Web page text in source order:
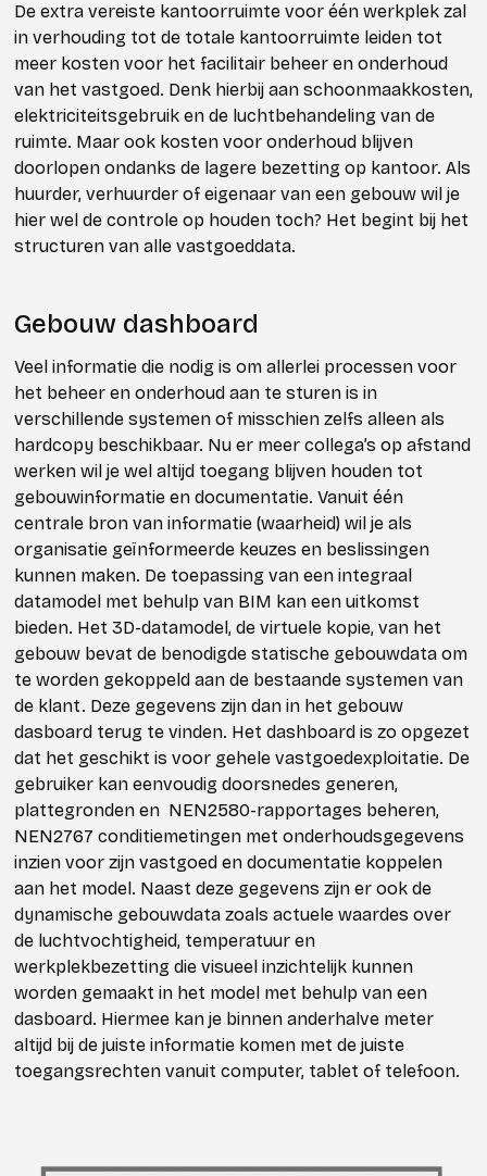
De extra vereiste kantoorruimte voor één werkplek zal
in verhouding tot de totale kantoorruimte leiden tot
meer kosten voor het facilitair beheer en onderhoud
van het vastgoed. Denk hierbij aan schoonmaakkosten,
elektriciteitsgebruik en de luchtbehandeling van de
ruimte. Maar ook kosten voor onderhoud blijven
doorlopen ondanks de lagere bezetting op kantoor. Als
huurder, verhuurder of eigenaar van een gebouw wil je
hier wel de controle op houden toch? Het begint bij het
structuren van alle vastgoeddata.
Gebouw dashboard
Veel informatie die nodig is om allerlei processen voor
het beheer en onderhoud aan te sturen is in
verschillende systemen of misschien zelfs alleen als
hardcopy beschikbaar. Nu er meer collega’s op afstand
werken wil je wel altijd toegang blijven houden tot
gebouwinformatie en documentatie. Vanuit één
centrale bron van informatie (waarheid) wil je als
organisatie geïnformeerde keuzes en beslissingen
kunnen maken. De toepassing van een integraal
datamodel met behulp van BIM kan een uitkomst
bieden. Het 3D-datamodel, de virtuele kopie, van het
gebouw bevat de benodigde statische gebouwdata om
te worden gekoppeld aan de bestaande systemen van
de klant. Deze gegevens zijn dan in het gebouw
dasboard terug te vinden. Het dashboard is zo opgezet
dat het geschikt is voor gehele vastgoedexploitatie. De
gebruiker kan eenvoudig doorsnedes generen,
plattegronden en NEN2580-rapportages beheren,
NEN2767 conditiemetingen met onderhoudsgegevens
inzien voor zijn vastgoed en documentatie koppelen
aan het model. Naast deze gegevens zijn er ook de
dynamische gebouwdata zoals actuele waardes over
de luchtvochtigheid, temperatuur en
werkplekbezetting die visueel inzichtelijk kunnen
worden gemaakt in het model met behulp van een
dasboard. Hiermee kan je binnen anderhalve meter
altijd bij de juiste informatie komen met de juiste
toegangsrechten vanuit computer, tablet of telefoon.